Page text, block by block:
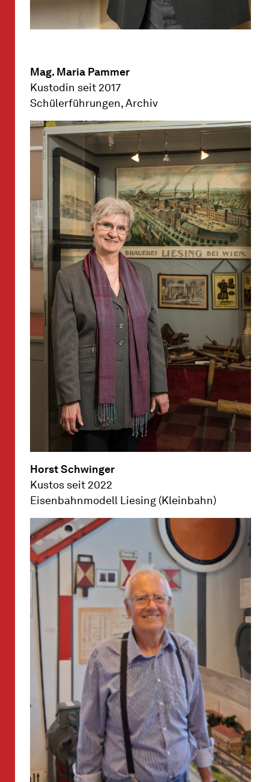
Mag. Maria Pammer
Kustodin seit 2017
Schülerführungen, Archiv
Horst Schwinger
Kustos seit 2022
Eisenbahnmodell Liesing (Kleinbahn)